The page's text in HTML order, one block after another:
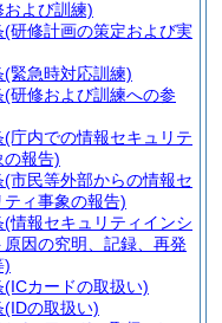
および訓練)
(研修計画の策定および実
(緊急時対応訓練)
(研修および訓練への参
(庁内での情報セキュリテ
の報告)
(市民等外部からの情報セ
ティ事象の報告)
(情報セキュリティインシ
原因の究明、記録、再発
)
(ICカードの取扱い)
(IDの取扱い)